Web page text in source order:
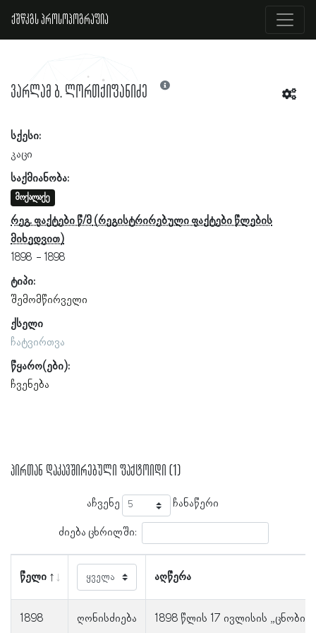
ქშწკგს პროსოპოგრაფია
ვარლამ ბ. ლორთქიფანიძე
სქესი:
კაცი
საქმიანობა:
მოქალაქე
რეგ. ფაქტები წ/მ
1898
1898
ტიპი:
შემომწირველი
ქსელი
ჩატვირთვა
წყარო(ები):
ჩვენება
პირთან დაკავშირებული ფაქტოიდი (1)
აჩვენე ჩანაწერი
ძიება ცხრილში:
წელი აღწერა
1898 ღონისძიება 1898 წლის 17 ივლისის